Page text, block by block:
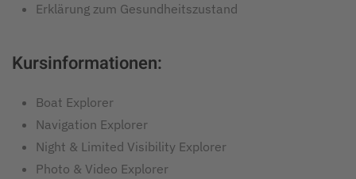
Erklärung zum Gesundheitszustand
Kursinformationen:
Boat Explorer
Navigation Explorer
Night & Limited Visibility Explorer
Photo & Video Explorer